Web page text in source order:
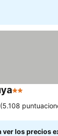
2 Estrellas
(5.108
ver los precios